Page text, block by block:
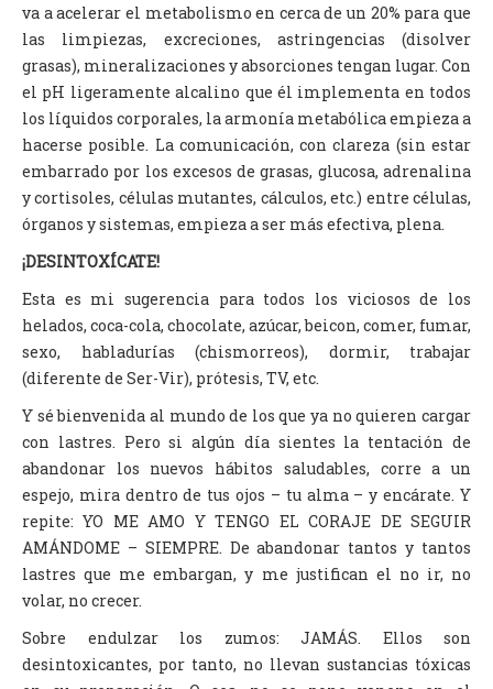
va a acelerar el metabolismo en cerca de un 20% para que
las limpiezas, excreciones, astringencias (disolver
grasas), mineralizaciones y absorciones tengan lugar. Con
el pH ligeramente alcalino que él implementa en todos
los líquidos corporales, la armonía metabólica empieza a
hacerse posible. La comunicación, con clareza (sin estar
embarrado por los excesos de grasas, glucosa, adrenalina
y cortisoles, células mutantes, cálculos, etc.) entre células,
órganos y sistemas, empieza a ser más efectiva, plena.
¡DESINTOXÍCATE!
Esta es mi sugerencia para todos los viciosos de los
helados, coca-cola, chocolate, azúcar, beicon, comer, fumar,
sexo, habladurías (chismorreos), dormir, trabajar
(diferente de Ser-Vir), prótesis, TV, etc.
Y sé bienvenida al mundo de los que ya no quieren cargar
con lastres. Pero si algún día sientes la tentación de
abandonar los nuevos hábitos saludables, corre a un
espejo, mira dentro de tus ojos – tu alma – y encárate. Y
repite: YO ME AMO Y TENGO EL CORAJE DE SEGUIR
AMÁNDOME – SIEMPRE. De abandonar tantos y tantos
lastres que me embargan, y me justifican el no ir, no
volar, no crecer.
Sobre endulzar los zumos: JAMÁS. Ellos son
desintoxicantes, por tanto, no llevan sustancias tóxicas